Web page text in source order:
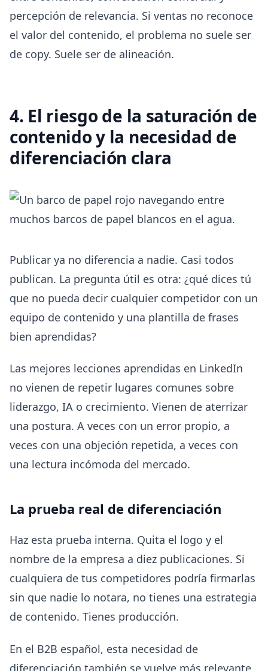
percepción de relevancia. Si ventas no reconoce
el valor del contenido, el problema no suele ser
de copy. Suele ser de alineación.
4. El riesgo de la saturación de
contenido y la necesidad de
diferenciación clara
Publicar ya no diferencia a nadie. Casi todos
publican. La pregunta útil es otra: ¿qué dices tú
que no pueda decir cualquier competidor con un
equipo de contenido y una plantilla de frases
bien aprendidas?
Las mejores lecciones aprendidas en LinkedIn
no vienen de repetir lugares comunes sobre
liderazgo, IA o crecimiento. Vienen de aterrizar
una postura. A veces con un error propio, a
veces con una objeción repetida, a veces con
una lectura incómoda del mercado.
La prueba real de diferenciación
Haz esta prueba interna. Quita el logo y el
nombre de la empresa a diez publicaciones. Si
cualquiera de tus competidores podría firmarlas
sin que nadie lo notara, no tienes una estrategia
de contenido. Tienes producción.
En el B2B español, esta necesidad de
diferenciación también se vuelve más relevante